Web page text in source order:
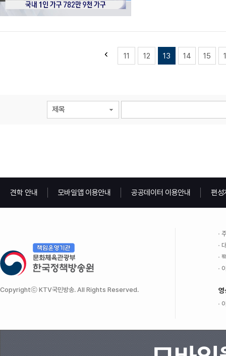
11 12 13 14 15
제목
견학 안내 모바일앱 이용안내 공공데이터 이용안내 편성
Copyrightⓒ KTV국민방송. All Rights Reserved. 영